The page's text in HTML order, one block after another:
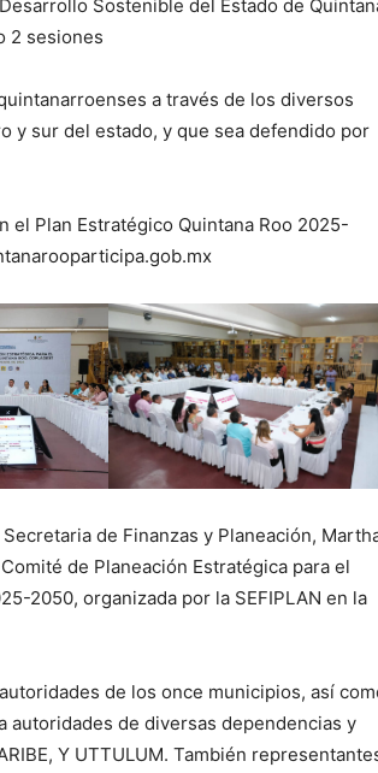
Sostenible del Estado de
2 sesiones
a través de los diversos
y sur del estado, y que sea defendido por
el Plan Estratégico Quintana Roo 2025-
de Finanzas y Planeación,
de Planeación Estratégica para el
2050, organizada por la SEFIPLAN en la
de los once municipios, así
autoridades de diversas dependencias y
Y UTTULUM. También